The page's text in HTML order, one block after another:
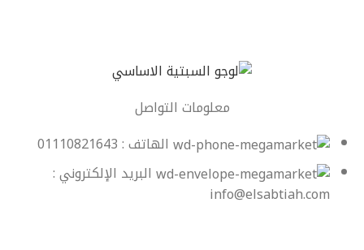
معلومات التواصل
الهاتف : 01110821643
البريد الإلكتروني :
info@elsabtiah.com